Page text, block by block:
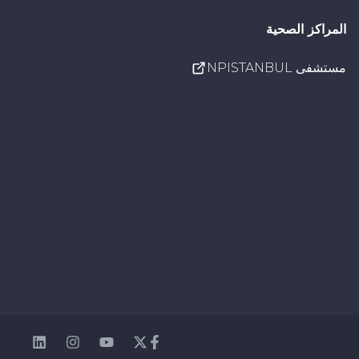
المراكز الصحية
مستشفى NPISTANBUL